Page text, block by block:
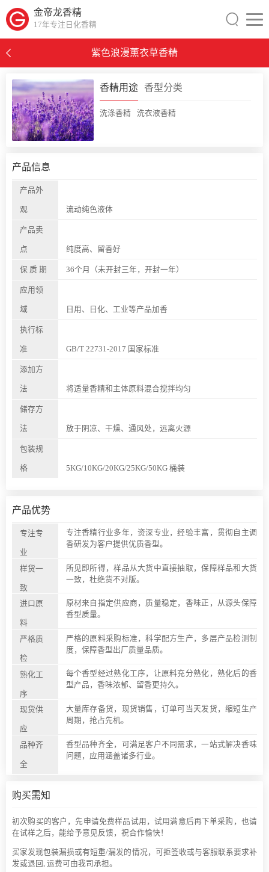
金帝龙香精
17年专注日化香精
紫色浪漫薰衣草香精
香精用途 香型分类
洗涤香精 洗衣液香精
产品信息
产品外
观 流动纯色液体
产品卖
点 纯度高、留香好
保 质 期 36个月（未开封三年，开封一年）
应用领
域 日用、日化、工业等产品加香
执行标
准 GB/T 22731-2017 国家标准
添加方
法 将适量香精和主体原料混合搅拌均匀
储存方
法 放于阴凉、干燥、通风处，远离火源
包装规
格 5KG/10KG/20KG/25KG/50KG 桶装
产品优势
专注专
业
专注香精行业多年，资深专业，经验丰富，贯彻自主调
香研发为客户提供优质香型。
样货一
致
所见即所得，样品从大货中直接抽取，保障样品和大货
一致，杜绝货不对版。
进口原
料
原材来自指定供应商，质量稳定，香味正，从源头保障
香型质量。
严格质
检
严格的原料采购标准，科学配方生产，多层产品检测制
度，保障香型出厂质量品质。
熟化工
序
每个香型经过熟化工序，让原料充分熟化，熟化后的香
型产品，香味浓郁、留香更持久。
现货供
应
大量库存备货，现货销售，订单可当天发货，缩短生产
周期，抢占先机。
品种齐
全
香型品种齐全，可满足客户不同需求，一站式解决香味
问题，应用涵盖诸多行业。
购买需知
初次购买的客户，先申请免费样品试用，试用满意后再下单采购，也请
在试样之后，能给予意见反馈，祝合作愉快！
买家发现包装漏损或有短重/漏发的情况，可拒签收或与客服联系要求补
发或退回, 运费可由我司承担。